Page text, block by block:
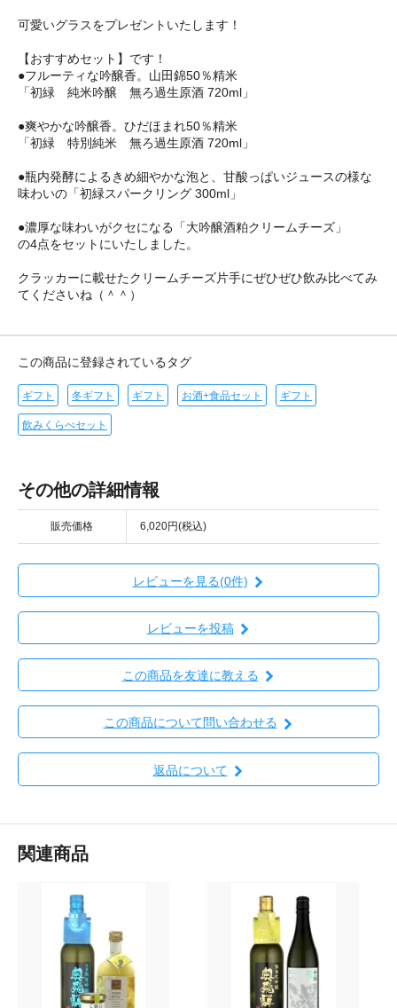
可愛いグラスをプレゼントいたします！
【おすすめセット】です！
●フルーティな吟醸香。山田錦50％精米
「初緑 純米吟醸 無ろ過生原酒 720ml」
●爽やかな吟醸香。ひだほまれ50％精米
「初緑 特別純米 無ろ過生原酒 720ml」
●瓶内発酵によるきめ細やかな泡と、甘酸っぱいジュースの様な
味わいの「初緑スパークリング 300ml」
●濃厚な味わいがクセになる「大吟醸酒粕クリームチーズ」
の4点をセットにいたしました。
クラッカーに載せたクリームチーズ片手にぜひぜひ飲み比べてみ
てくださいね（＾＾）
この商品に登録されているタグ
ギフト 冬ギフト ギフト お酒+食品セット ギフト
飲みくらべセット
その他の詳細情報
販売価格 6,020円(税込)
レビューを見る(0件)
レビューを投稿
この商品を友達に教える
この商品について問い合わせる
返品について
関連商品